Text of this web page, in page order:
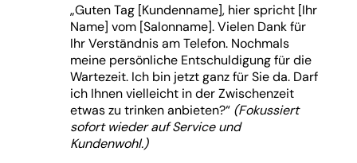
„Guten Tag [Kundenname], hier spricht [Ihr
Name] vom [Salonname]. Vielen Dank für
Ihr Verständnis am Telefon. Nochmals
meine persönliche Entschuldigung für die
Wartezeit. Ich bin jetzt ganz für Sie da. Darf
ich Ihnen vielleicht in der Zwischenzeit
etwas zu trinken anbieten?“ (Fokussiert
sofort wieder auf Service und
Kundenwohl.)